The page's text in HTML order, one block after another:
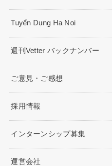
Tuyển Dụng Ha Noi
週刊Vetter バックナンバー
ご意見・ご感想
採用情報
インターンシップ募集
運営会社